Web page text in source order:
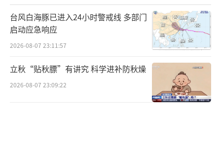
台风白海豚已进入24小时警戒线 多部门
启动应急响应
2026-08-07 23:11:57
立秋“贴秋膘”有讲究 科学进补防秋燥
2026-08-07 23:09:22